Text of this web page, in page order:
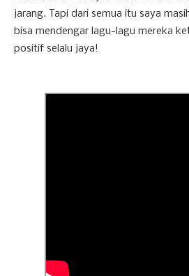
jarang. Tapi dari semua itu saya
bisa mendengar lagu-lagu mereka
positif selalu jaya!